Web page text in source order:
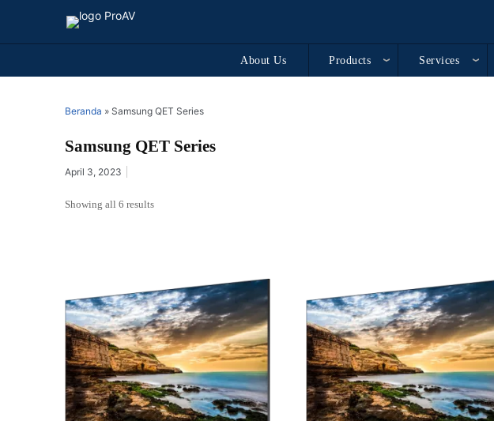
About Us Products Services
Beranda » Samsung QET Series
Samsung QET Series
April 3, 2023
Showing all 6 results